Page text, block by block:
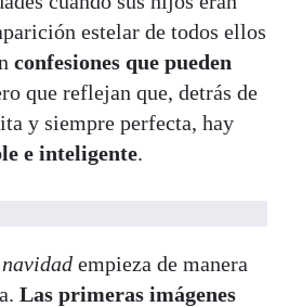
estelar de todos ellos
confesiones que pueden
que reflejan que, detrás de
y siempre perfecta, hay
e inteligente.
empieza de manera
Las primeras imágenes